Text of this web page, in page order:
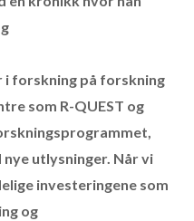
i forskning på forskning
som R-QUEST og
utlysninger. Når vi
investeringene som
og